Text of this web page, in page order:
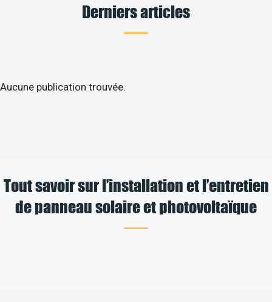
Derniers articles
Aucune publication trouvée.
Tout savoir sur l’installation et l’entretien
de panneau solaire et photovoltaïque